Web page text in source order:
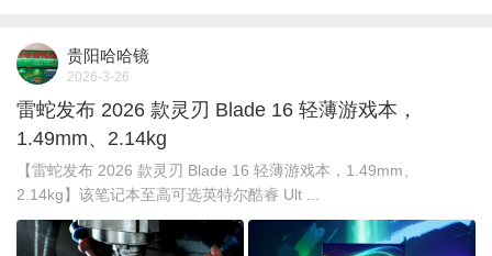
贵阳哈哈镜
2026-3-26
雷蛇发布 2026 款灵刃 Blade 16 轻薄游戏本，
1.49mm、2.14kg
【雷蛇发布 2026 款灵刃 Blade 16 轻薄游戏本，1.49mm、
2.14kg】该笔记本至高可选英特尔酷睿 Ult ...